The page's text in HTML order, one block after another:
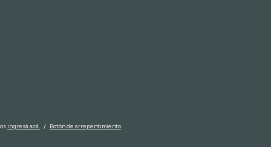
ingresá acá. / Botón de arrepentimiento